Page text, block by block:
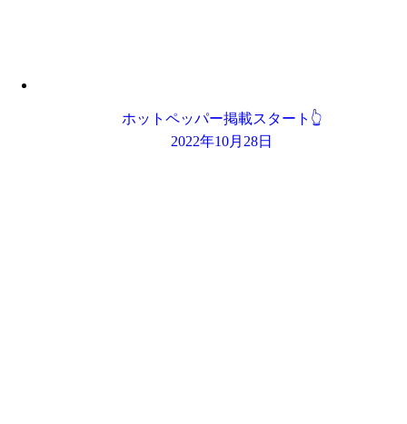
ホットペッパー掲載スタート👆
2022年10月28日